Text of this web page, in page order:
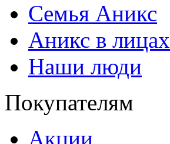
Семья Аникс
Аникс в лицах
Наши люди
Покупателям
Акции